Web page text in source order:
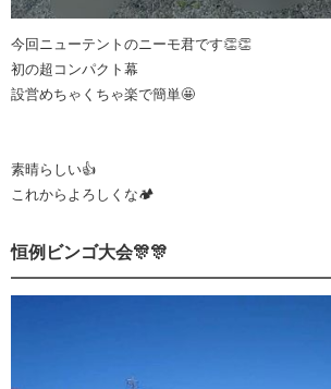
今回ニューテントのニーモ君です👏👏
初の超コンパクト幕
設営めちゃくちゃ楽で簡単🤩
素晴らしい👍
これからよろしくな🏕️
恒例ビンゴ大会🎊🎊